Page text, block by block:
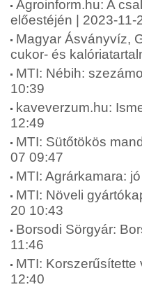
Agroinform.hu: A
előestéjén | 2023-11-
Magyar Ásványvíz,
cukor- és
MTI: Nébih:
10:39
kaveverzum.hu:
12:49
MTI: Sütőtökös
07 09:47
MTI: Agrárkamara:
MTI: Növeli
20 10:43
Borsodi Sörgyár:
11:46
MTI:
12:40